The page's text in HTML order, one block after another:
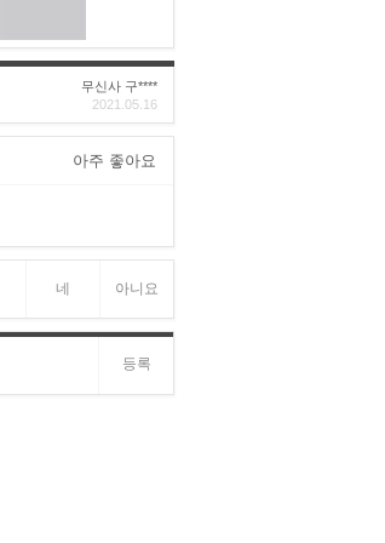
무신사 구****
2021.05.16
아주 좋아요
네 아니요
등록